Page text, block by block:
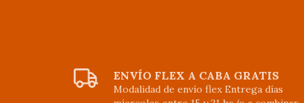
ENVÍO FLEX A CABA GRATIS
Modalidad de envío flex Entrega días